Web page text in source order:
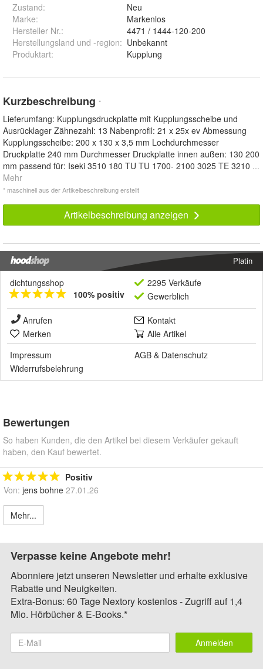
Zustand:
Neu
Marke:
Markenlos
Hersteller Nr.:
4471 / 1444-120-200
Herstellungsland und -region: Unbekannt
Produktart: Kupplung
Kurzbeschreibung *
Lieferumfang: Kupplungsdruckplatte mit Kupplungsscheibe und
Ausrücklager Zähnezahl: 13 Nabenprofil: 21 x 25x ev Abmessung
Kupplungsscheibe: 200 x 130 x 3,5 mm Lochdurchmesser
Druckplatte 240 mm Durchmesser Druckplatte innen außen: 130 200
mm passend für: Iseki 3510 180 TU TU 1700- 2100 3025 TE 3210 ...
Mehr
* maschinell aus der Artikelbeschreibung erstellt
Artikelbeschreibung anzeigen
Platin
dichtungsshop
100% positiv
2295 Verkäufe
Gewerblich
Anrufen
Kontakt
Merken
Alle Artikel
Impressum
AGB & Datenschutz
Widerrufsbelehrung
Bewertungen
So haben Kunden, die den Artikel bei diesem Verkäufer gekauft
haben, den Kauf bewertet.
Positiv
Von: jens bohne 27.01.26
Mehr...
Verpasse keine Angebote mehr!
Abonniere jetzt unseren Newsletter und erhalte exklusive
Rabatte und Neuigkeiten.
Extra-Bonus: 60 Tage Nextory kostenlos - Zugriff auf 1,4
Mio. Hörbücher & E-Books.*
Anmelden